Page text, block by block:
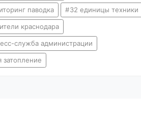
паводка 32 единицы техники
краснодара
служба администрации
затопление